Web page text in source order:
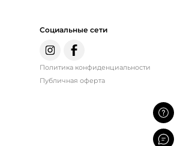
Социальные сети
Политика конфиденциальности
Публичная оферта